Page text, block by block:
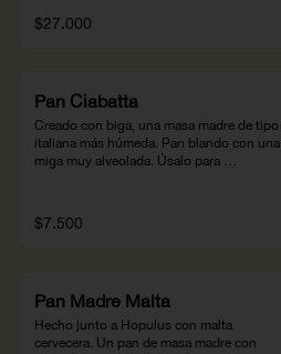
francesa (370g).
$27.000
Pan Ciabatta
Creado con biga, una masa madre de tipo
italiana más húmeda. Pan blando con una
miga muy alveolada. Úsalo para
$7.500
Pan Madre Malta
Hecho junto a Hopulus con malta
cervecera. Un pan de masa madre con